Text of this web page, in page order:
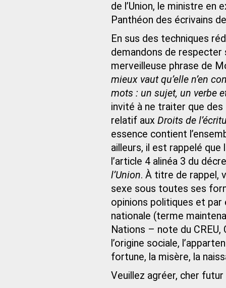
de l’Union, le ministre en
Panthéon des écrivains de
En sus des techniques
demandons de
merveilleuse phrase de
mieux vaut qu’elle n’en
mots : un sujet, un verbe
invité à ne traiter que
relatif aux Droits de
essence contient
ailleurs, il est rappelé
l’article 4 alinéa 3 du
l’Union. À titre de rappel,
sexe sous toutes ses
opinions politiques et par
nationale (terme
Nations – note du CREU,
l’origine sociale,
fortune, la misère, la
Veuillez agréer, cher